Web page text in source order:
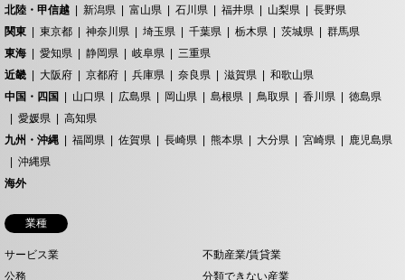
北陸・甲信越
新潟県 富山県 石川県 福井県 山梨県
長野県
関東
東京都 神奈川県 埼玉県 千葉県 栃木県 茨城県
群馬県
東海
愛知県 静岡県 岐阜県
三重県
近畿
大阪府 京都府 兵庫県 奈良県 滋賀県
和歌山県
中国・四国
山口県 広島県 岡山県 島根県 鳥取県 香川県
徳島県
愛媛県
高知県
九州・沖縄
福岡県 佐賀県 長崎県 熊本県 大分県 宮崎県
鹿児島県
沖縄県
海外
業種
サービス業
不動産業/賃貸業
公務
分類できない産業